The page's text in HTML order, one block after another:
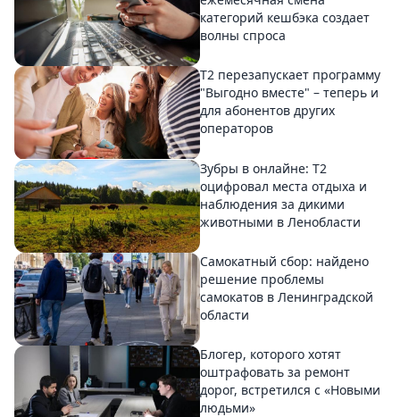
категорий кешбэка создает
волны спроса
Т2 перезапускает программу
"Выгодно вместе" – теперь и
для абонентов других
операторов
Зубры в онлайне: Т2
оцифровал места отдыха и
наблюдения за дикими
животными в Ленобласти
Самокатный сбор: найдено
решение проблемы
самокатов в Ленинградской
области
Блогер, которого хотят
оштрафовать за ремонт
дорог, встретился с «Новыми
людьми»